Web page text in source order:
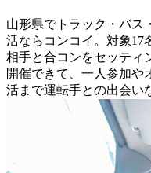
山形県でトラック・バス
活ならコンコイ。対象17
相手と合コンをセッティ
開催できて、一人参加や
活まで運転手との出会い